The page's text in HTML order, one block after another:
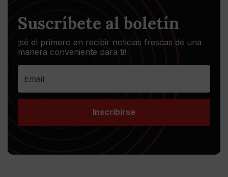
Suscríbete al boletín
¡sé el primero en recibir noticias frescas de una
manera conveniente para ti!
Inscribirse